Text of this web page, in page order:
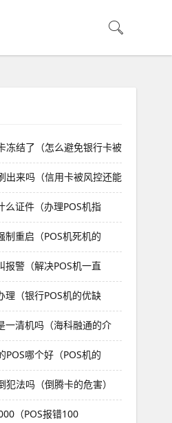
冻结了（怎么避免银行卡被
出来吗（信用卡被风控还能
么证件（办理POS机指
制重启（POS机死机的
报警（解决POS机一直
理（银行POS机的优缺
一清机吗（海科融通的介
POS哪个好（POS机的
犯法吗（倒腾卡的危害）
（POS报错100